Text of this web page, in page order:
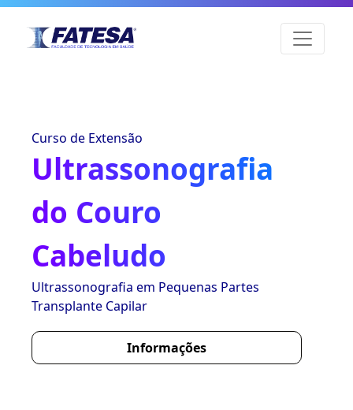
Curso de Extensão
Ultrassonografia
do Couro
Cabeludo
Ultrassonografia em Pequenas Partes
Transplante Capilar
Informações